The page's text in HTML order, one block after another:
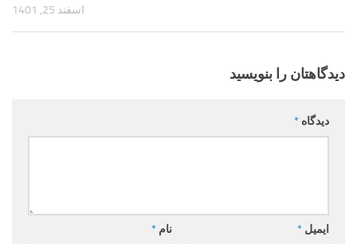
اسفند 25, 1401
دیدگاهتان را بنویسید
دیدگاه *
نام * ایمیل *